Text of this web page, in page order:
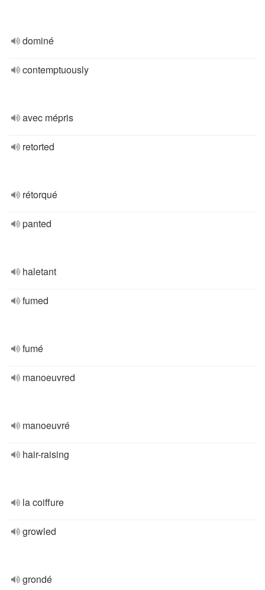
dominé
contemptuously
avec mépris
retorted
rétorqué
panted
haletant
fumed
fumé
manoeuvred
manoeuvré
hair-raising
la coiffure
growled
grondé